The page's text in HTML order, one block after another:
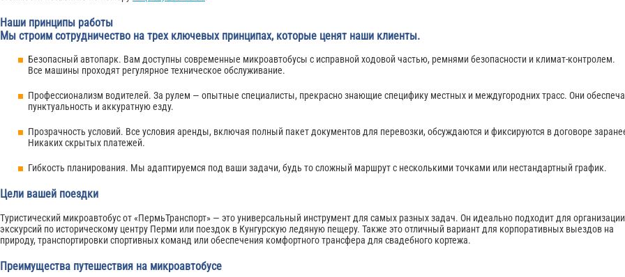
Наши принципы работы
Мы строим сотрудничество на трех ключевых принципах, которые ценят наши клиенты.
Безопасный автопарк. Вам доступны современные микроавтобусы с исправной ходовой частью, ремнями безопасности и климат-контролем.
Все машины проходят регулярное техническое обслуживание.
Профессионализм водителей. За рулем — опытные специалисты, прекрасно знающие специфику местных и междугородних трасс. Они
пунктуальность и аккуратную езду.
Прозрачность условий. Все условия аренды, включая полный пакет документов для перевозки, обсуждаются и фиксируются в договоре
Никаких скрытых платежей.
Гибкость планирования. Мы адаптируемся под ваши задачи, будь то сложный маршрут с несколькими точками или нестандартный график.
Цели вашей поездки
Туристический микроавтобус от «ПермьТранспорт» — это универсальный инструмент для самых разных задач. Он идеально подходит для организации
экскурсий по историческому центру Перми или поездок в Кунгурскую ледяную пещеру. Также это отличный вариант для корпоративных выездов на
природу, транспортировки спортивных команд или обеспечения комфортного трансфера для свадебного кортежа.
Преимущества путешествия на микроавтобусе